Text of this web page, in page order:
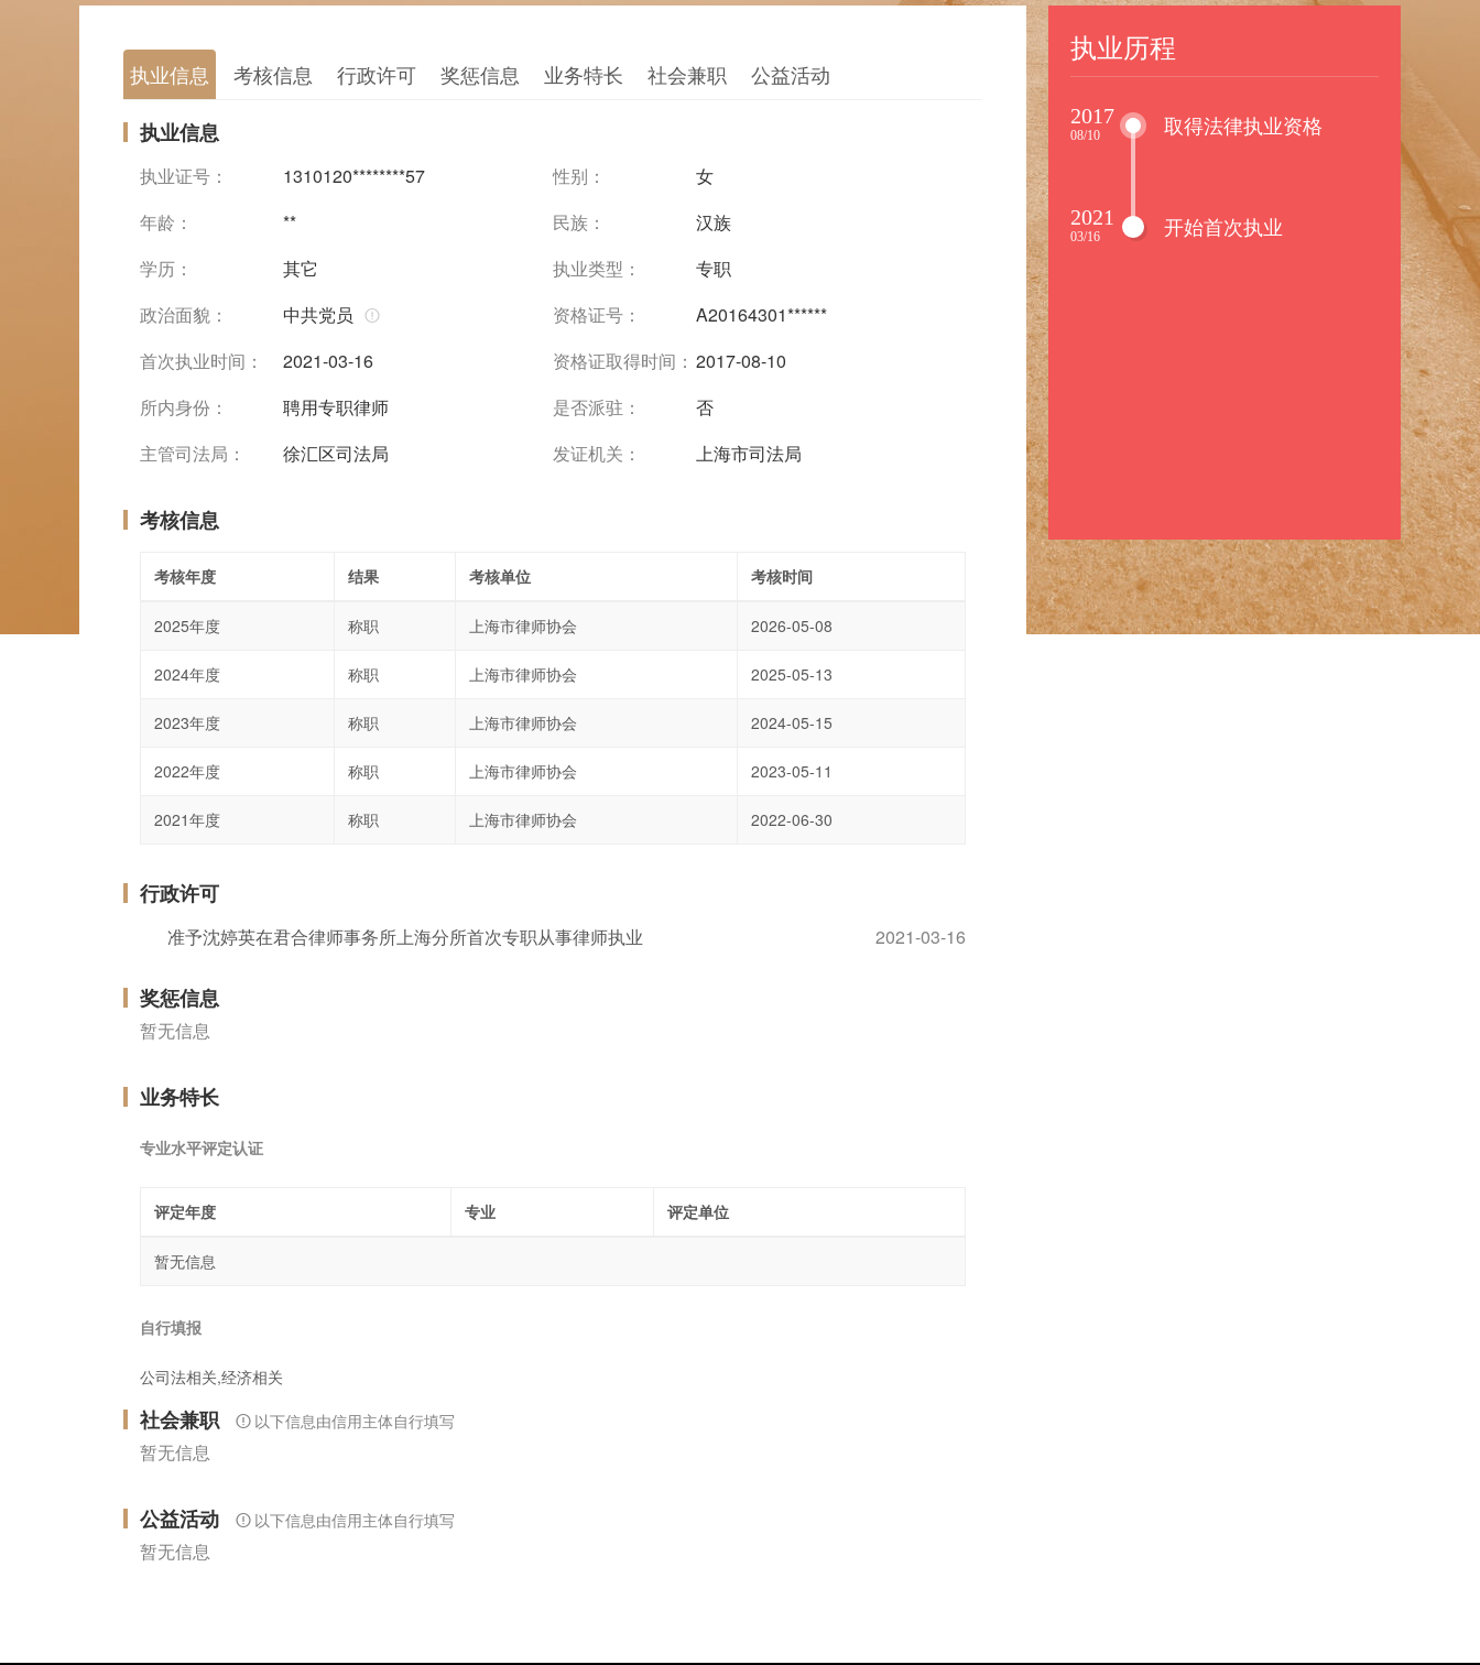
执业信息 考核信息 行政许可 奖惩信息 业务特长 社会兼职 公益活动
执业信息
执业证号： 1310120********57 性别：
女
年龄：
** 民族：
汉族
学历：
其它 执业类型：
专职
政治面貌：
中共党员 资格证号：
A20164301******
首次执业时间：
2021-03-16 资格证取得时间： 2017-08-10
所内身份：
聘用专职律师 是否派驻：
否
主管司法局：
徐汇区司法局 发证机关： 上海市司法局
考核信息
考核年度 结果 考核单位 考核时间
2025年度 称职 上海市律师协会 2026-05-08
2024年度 称职 上海市律师协会 2025-05-13
2023年度 称职 上海市律师协会 2024-05-15
2022年度 称职 上海市律师协会 2023-05-11
2021年度 称职 上海市律师协会 2022-06-30
行政许可
2021-03-16
准予沈婷英在君合律师事务所上海分所首次专职从事律师执业
奖惩信息
暂无信息
业务特长
专业水平评定认证
评定年度 专业 评定单位
暂无信息
自行填报
公司法相关,经济相关
社会兼职 以下信息由信用主体自行填写
暂无信息
公益活动 以下信息由信用主体自行填写
暂无信息
执业历程
2017
08/10 取得法律执业资格
2021
03/16 开始首次执业